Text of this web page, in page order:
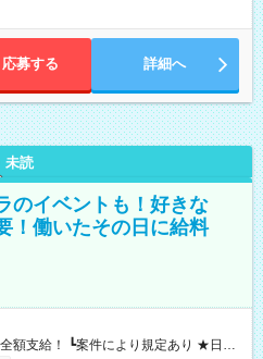
応募する 詳細へ
未読
のイベントも！好きな
！働いたその日に給料